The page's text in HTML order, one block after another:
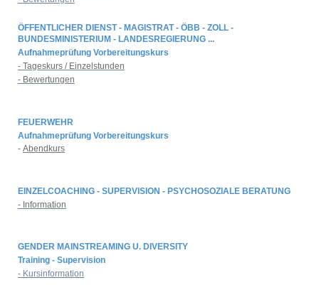
ÖFFENTLICHER DIENST - MAGISTRAT - ÖBB - ZOLL -
BUNDESMINISTERIUM - LANDESREGIERUNG ...
Aufnahmeprüfung Vorbereitungskurs
- Tageskurs / Einzelstunden
- Bewertungen
FEUERWEHR
Aufnahmeprüfung Vorbereitungskurs
- Abendkurs
EINZELCOACHING - SUPERVISION - PSYCHOSOZIALE BERATUNG
- Information
GENDER MAINSTREAMING U. DIVERSITY
Training - Supervision
- Kursinformation